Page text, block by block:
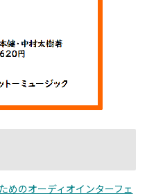
めのオーディオインターフェ